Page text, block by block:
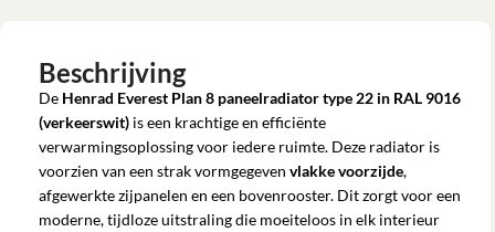
Beschrijving
De Henrad Everest Plan 8 paneelradiator type 22 in RAL 9016
(verkeerswit) is een krachtige en efficiënte
verwarmingsoplossing voor iedere ruimte. Deze radiator is
voorzien van een strak vormgegeven vlakke voorzijde,
afgewerkte zijpanelen en een bovenrooster. Dit zorgt voor een
moderne, tijdloze uitstraling die moeiteloos in elk interieur